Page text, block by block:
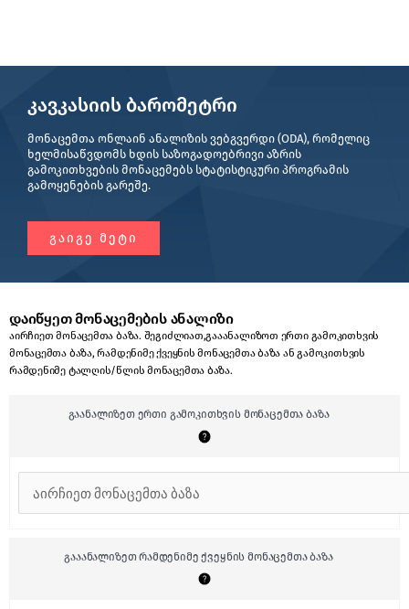
კავკასიის ბარომეტრი
მონაცემთა ონლაინ ანალიზის ვებგვერდი (ODA), რომელიც
ხელმისაწვდომს ხდის საზოგადოებრივი აზრის
გამოკითხვების მონაცემებს სტატისტიკური პროგრამის
გამოყენების გარეშე.
ᲒᲐᲘᲒᲔ ᲛᲔᲢᲘ
დაიწყეთ მონაცემების ანალიზი
აირჩიეთ მონაცემთა ბაზა. შეგიძლიათ,გააანალიზოთ ერთი გამოკითხვის
მონაცემთა ბაზა, რამდენიმე ქვეყნის მონაცემთა ბაზა ან გამოკითხვის
რამდენიმე ტალღის/წლის მონაცემთა ბაზა.
გაანალიზეთ ერთი გამოკითხვის მონაცემთა ბაზა
გააანალიზეთ რამდენიმე ქვეყნის მონაცემთა ბაზა